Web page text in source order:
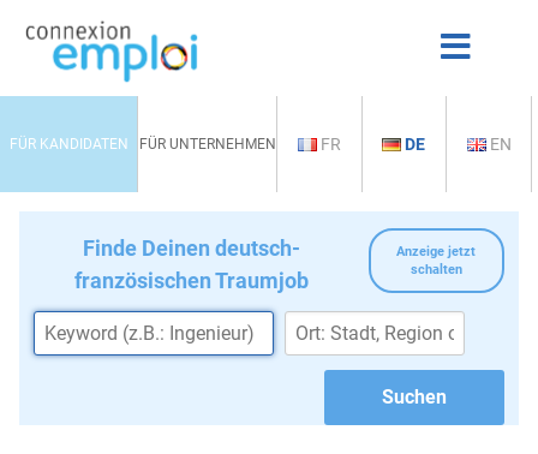
FÜR KANDIDATEN FÜR UNTERNEHMEN FR DE EN
Anzeige jetzt
schalten
Finde Deinen deutsch-
französischen Traumjob